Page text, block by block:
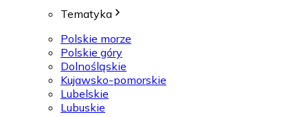
Tematyka
Polskie morze
Polskie góry
Dolnośląskie
Kujawsko-pomorskie
Lubelskie
Lubuskie